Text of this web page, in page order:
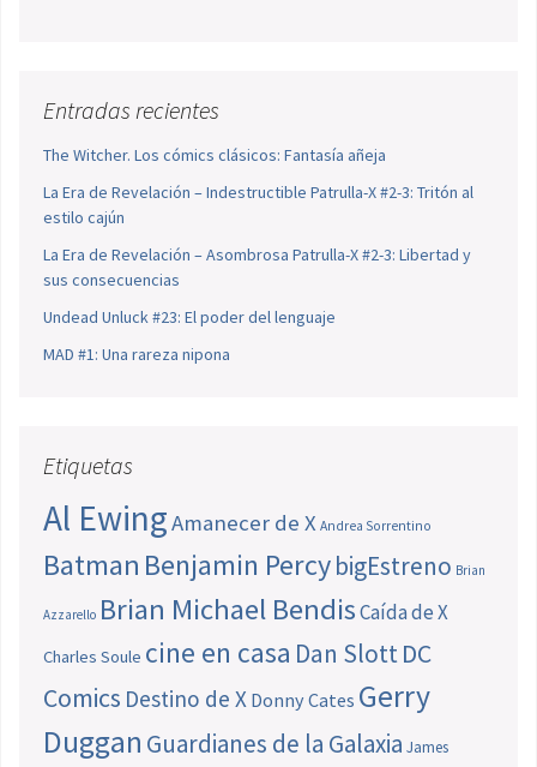
Entradas recientes
The Witcher. Los cómics clásicos: Fantasía añeja
La Era de Revelación – Indestructible Patrulla-X #2-3: Tritón al
estilo cajún
La Era de Revelación – Asombrosa Patrulla-X #2-3: Libertad y
sus consecuencias
Undead Unluck #23: El poder del lenguaje
MAD #1: Una rareza nipona
Etiquetas
Al EwingAmanecer de X Andrea Sorrentino
Batman Benjamin PercybigEstreno Brian
Azzarello Brian Michael BendisCaída de X
Charles Soule cine en casa Dan SlottDC
Comics Destino de X Donny Cates Gerry
Duggan Guardianes de la Galaxia James